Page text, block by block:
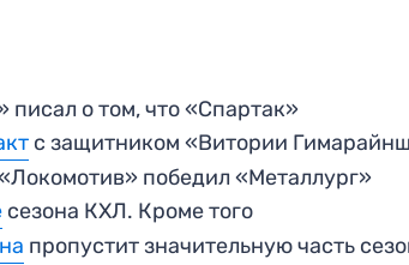
о том, что «Спартак»
с защитником «Витории
победил «Металлург»
сезона КХЛ. Кроме того
пропустит значительную часть